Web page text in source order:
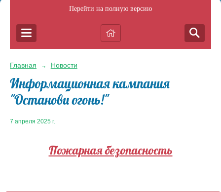
Перейти на полную версию
Главная → Новости
Информационная кампания
"Останови огонь!"
7 апреля 2025 г.
Пожарная безопасность